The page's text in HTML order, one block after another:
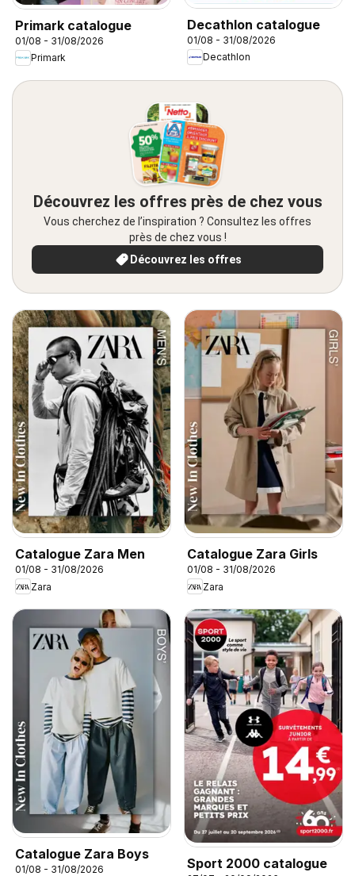
Primark catalogue
01/08 - 31/08/2026
Primark
Decathlon catalogue
01/08 - 31/08/2026
Decathlon
Découvrez les offres près de chez vous
Vous cherchez de l’inspiration ? Consultez les offres
près de chez vous !
Découvrez les offres
Catalogue Zara Men
01/08 - 31/08/2026
Zara
Catalogue Zara Girls
01/08 - 31/08/2026
Zara
Catalogue Zara Boys
01/08 - 31/08/2026 Sport 2000 catalogue